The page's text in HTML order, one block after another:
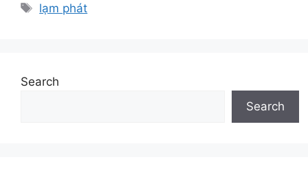
Tags
lạm phát
Search
Search